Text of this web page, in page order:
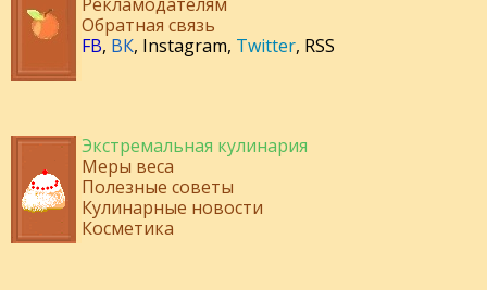
Рекламодателям
Обратная связь
FB, ВК, Instagram, Twitter, RSS
Экстремальная кулинария
Меры веса
Полезные советы
Кулинарные новости
Косметика